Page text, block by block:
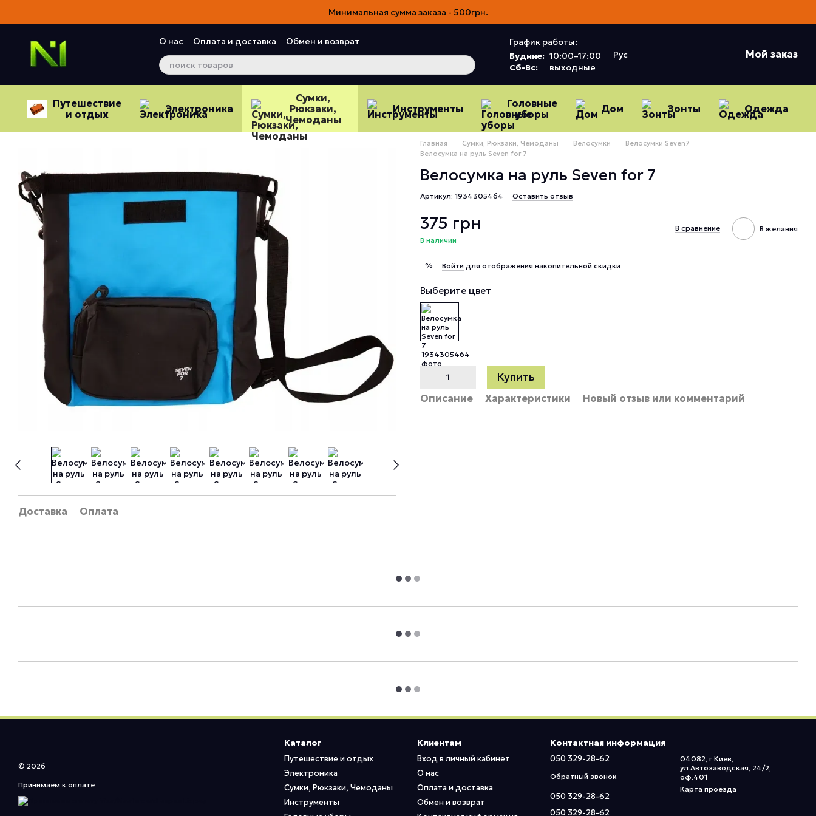
Минимальная сумма заказа - 500грн.
О нас Оплата и доставка
Обмен и возврат
Контактная информация
Пользовательское соглашение
Отзывы о магазине
График работы:
Будние: 10:00–17:00
Сб-Вс:
выходные
Рус Мой заказ
Путешествие
и отдых
Электроника
Сумки,
Рюкзаки,
Чемоданы
Инструменты
Головные
уборы
Дом Зонты Одежда
Доставка Оплата
Главная Сумки, Рюкзаки, Чемоданы Велосумки
Велосумки Seven7
Велосумка на руль Seven for 7
Велосумка на руль Seven for 7
Артикул: 1934305464 Оставить отзыв
375 грн
В наличии
В сравнение В желания
% Войти для отображения накопительной скидки
Выберите цвет
Купить
Описание Характеристики Новый отзыв или комментарий
© 2026
Принимаем к оплате
Каталог
Путешествие и отдых
Электроника
Сумки, Рюкзаки, Чемоданы
Инструменты
Клиентам
Вход в личный кабинет
О нас
Оплата и доставка
Обмен и возврат
Контактная информация
050 329-28-62
Обратный звонок
050 329-28-62
050 329-28-62
04082, г.Киев,
ул.Автозаводская, 24/2,
оф.401
Карта проезда